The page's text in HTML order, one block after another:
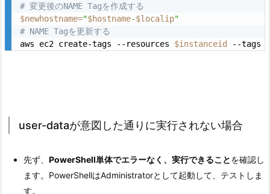
# 変更後のNAME Tagを作成する
$newhostname="$hostname-$localip"
# NAME Tagを更新する
aws ec2 create-tags --resources $instanceid --tags
user-dataが意図した通りに実行されない場合
先ず、 PowerShell単体でエラーなく、実行できることを確認し
ます。PowerShellはAdministratorとして起動して、テストしま
す。